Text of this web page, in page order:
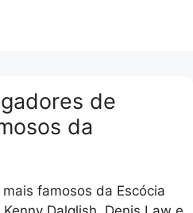
de
da
famosos da Escócia